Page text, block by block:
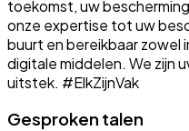
toekomst, uw
onze expertise tot uw
buurt en bereikbaar zowel
digitale middelen. We zijn
uitstek. #ElkZijnVak
Gesproken talen